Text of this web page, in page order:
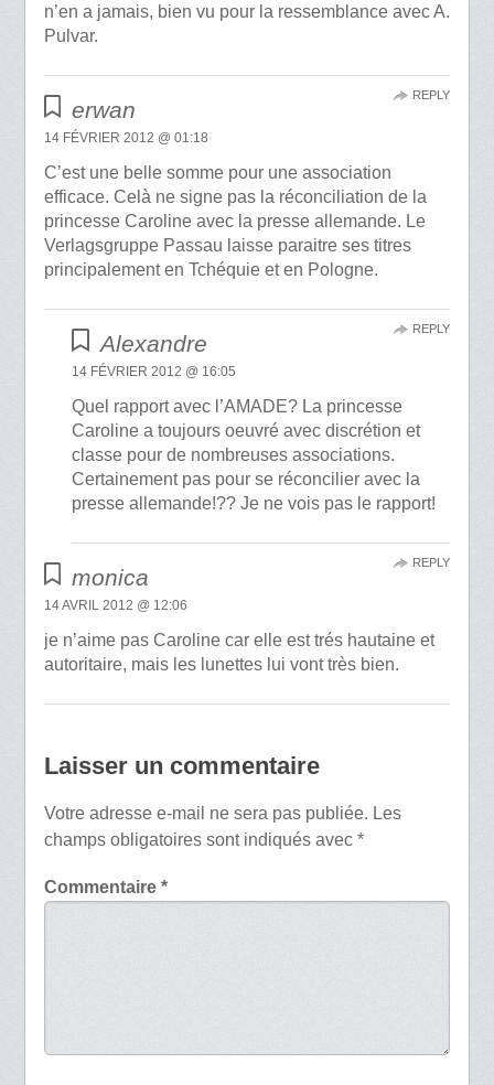
n’en a jamais, bien vu pour la ressemblance avec A.
Pulvar.
erwan
14 FÉVRIER 2012 @ 01:18
C’est une belle somme pour une association
efficace. Celà ne signe pas la réconciliation de la
princesse Caroline avec la presse allemande. Le
Verlagsgruppe Passau laisse paraitre ses titres
principalement en Tchéquie et en Pologne.
REPLY
Alexandre
14 FÉVRIER 2012 @ 16:05
Quel rapport avec l’AMADE? La princesse
Caroline a toujours oeuvré avec discrétion et
classe pour de nombreuses associations.
Certainement pas pour se réconcilier avec la
presse allemande!?? Je ne vois pas le rapport!
REPLY
monica
14 AVRIL 2012 @ 12:06
je n’aime pas Caroline car elle est trés hautaine et
autoritaire, mais les lunettes lui vont très bien.
REPLY
Laisser un commentaire
Votre adresse e-mail ne sera pas publiée. Les
champs obligatoires sont indiqués avec *
Commentaire *